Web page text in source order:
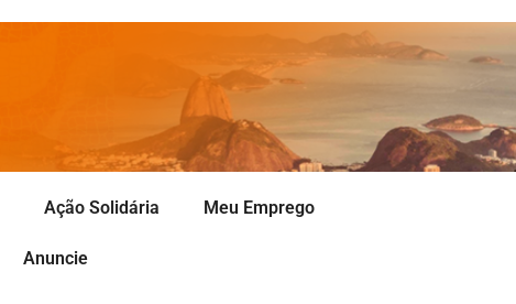
Ação Solidária Meu Emprego
Anuncie